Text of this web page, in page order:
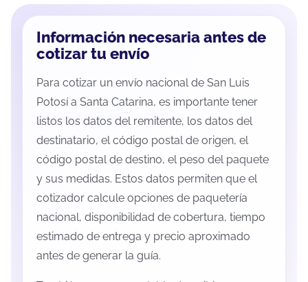
Información necesaria antes de
cotizar tu envío
Para cotizar un envío nacional de San Luis
Potosí a Santa Catarina, es importante tener
listos los datos del remitente, los datos del
destinatario, el código postal de origen, el
código postal de destino, el peso del paquete
y sus medidas. Estos datos permiten que el
cotizador calcule opciones de paquetería
nacional, disponibilidad de cobertura, tiempo
estimado de entrega y precio aproximado
antes de generar la guía.